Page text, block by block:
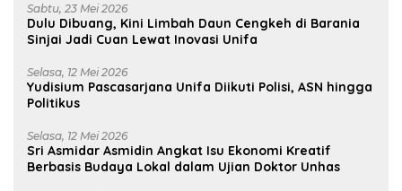
Sabtu, 23 Mei 2026
Dulu Dibuang, Kini Limbah Daun Cengkeh di Barania
Sinjai Jadi Cuan Lewat Inovasi Unifa
Selasa, 12 Mei 2026
Yudisium Pascasarjana Unifa Diikuti Polisi, ASN hingga
Politikus
Selasa, 12 Mei 2026
Sri Asmidar Asmidin Angkat Isu Ekonomi Kreatif
Berbasis Budaya Lokal dalam Ujian Doktor Unhas